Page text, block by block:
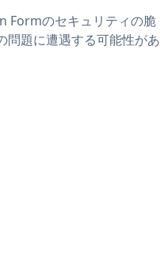
Formのセキュリティの脆
問題に遭遇する可能性があ